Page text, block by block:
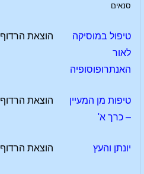
סנאים
טיפול במוסיקה
לאור
האנתרופוסופיה
הוצאת הרדוף
טיפות מן המעיין
– כרך א'
הוצאת הרדוף
יונתן והעץ הוצאת הרדוף